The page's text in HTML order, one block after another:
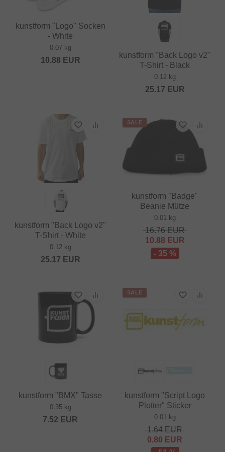
kunstform "Logo" Socken
- White
0.07 kg
10.88 EUR
kunstform "Back Logo v2"
T-Shirt - Black
0.12 kg
25.17 EUR
kunstform "Back Logo v2"
T-Shirt - White
0.12 kg
25.17 EUR
SALE
kunstform "Badge"
Beanie Mütze
0.01 kg
16.76EUR
10.88 EUR
- 35 %
kunstform "BMX" Tasse
0.35 kg
7.52 EUR
SALE
kunstform "Script Logo
Plotter" Sticker
0.01 kg
1.64EUR
0.80 EUR